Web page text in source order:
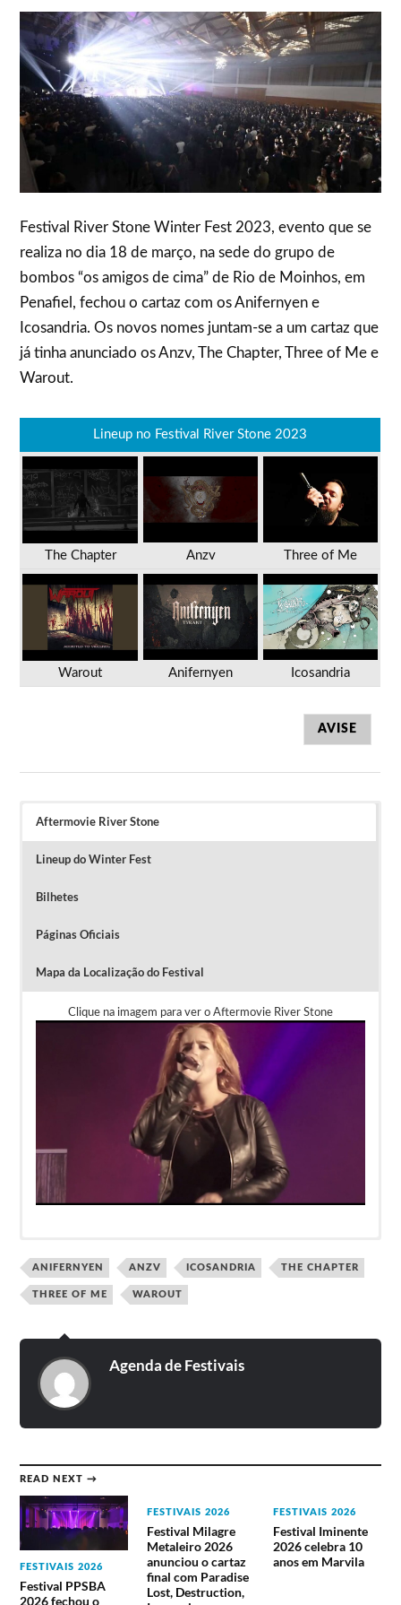
Festival River Stone Winter Fest 2023, evento que se
realiza no dia 18 de março, na sede do grupo de
bombos “os amigos de cima” de Rio de Moinhos, em
Penafiel, fechou o cartaz com os Anifernyen e
Icosandria. Os novos nomes juntam-se a um cartaz que
já tinha anunciado os Anzv, The Chapter, Three of Me e
Warout.
Lineup no Festival River Stone 2023
The Chapter Anzv Three of Me
Warout Anifernyen Icosandria
AVISE
Aftermovie River Stone
Lineup do Winter Fest
Bilhetes
Páginas Oficiais
Mapa da Localização do Festival
Clique na imagem para ver o Aftermovie River Stone
Dallian
Sotz
Venda antecipada (até dia 13/03/2023) – 5€
Preço após a venda antecipada – 10€
Podem ser comprados online na
ANIFERNYEN ANZV ICOSANDRIA THE CHAPTER
THREE OF ME WAROUT
Agenda de Festivais
READ NEXT →
FESTIVAIS 2026
Festival PPSBA
2026 fechou o
FESTIVAIS 2026
Festival Milagre
Metaleiro 2026
anunciou o cartaz
final com Paradise
Lost, Destruction,
FESTIVAIS 2026
Festival Iminente
2026 celebra 10
anos em Marvila